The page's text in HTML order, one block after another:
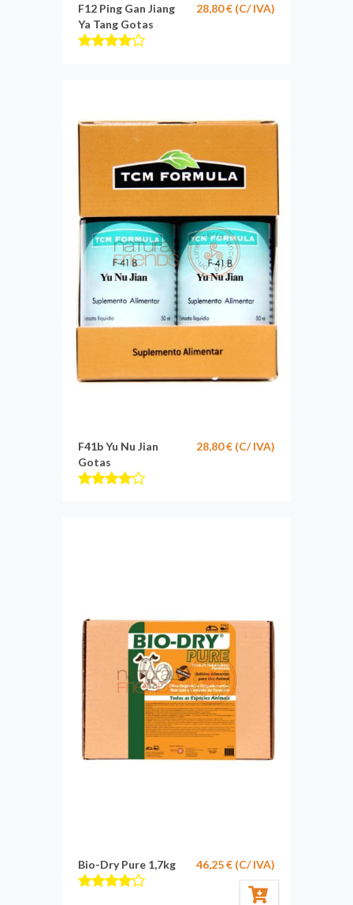
28,80 € (C/ IVA)
F12 Ping Gan Jiang
Ya Tang Gotas
28,80 € (C/ IVA)
F41b Yu Nu Jian
Gotas
46,25 € (C/ IVA)
Bio-Dry Pure 1,7kg